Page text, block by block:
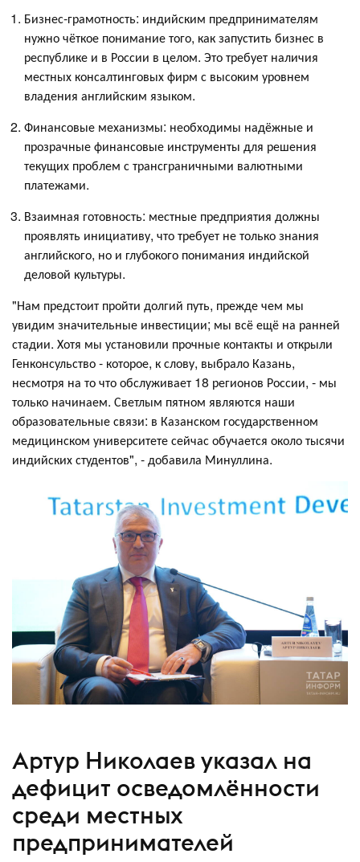
Бизнес-грамотность: индийским предпринимателям
нужно чёткое понимание того, как запустить бизнес в
республике и в России в целом. Это требует наличия
местных консалтинговых фирм с высоким уровнем
владения английским языком.
Финансовые механизмы: необходимы надёжные и
прозрачные финансовые инструменты для решения
текущих проблем с трансграничными валютными
платежами.
Взаимная готовность: местные предприятия должны
проявлять инициативу, что требует не только знания
английского, но и глубокого понимания индийской
деловой культуры.
"Нам предстоит пройти долгий путь, прежде чем мы
увидим значительные инвестиции; мы всё ещё на ранней
стадии. Хотя мы установили прочные контакты и открыли
Генконсульство - которое, к слову, выбрало Казань,
несмотря на то что обслуживает 18 регионов России, - мы
только начинаем. Светлым пятном являются наши
образовательные связи: в Казанском государственном
медицинском университете сейчас обучается около тысячи
индийских студентов", - добавила Минуллина.
Артур Николаев указал на
дефицит осведомлённости
среди местных
предпринимателей